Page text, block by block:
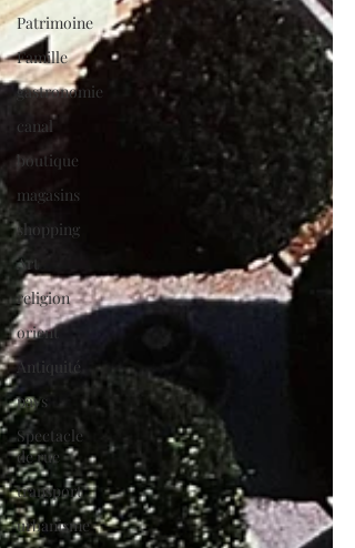
Patrimoine
Famille
gastronomie
canal
boutique
magasins
shopping
Art
religion
orient
Antiquité
pays
Spectacle
de rue
transport
urbanisme